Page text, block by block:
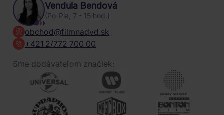
Vendula Bendová
(Po-Pia, 7 - 15 hod.)
obchod@filmnadvd.sk
+421 2/772 700 00
Sme dodávateľom značiek: